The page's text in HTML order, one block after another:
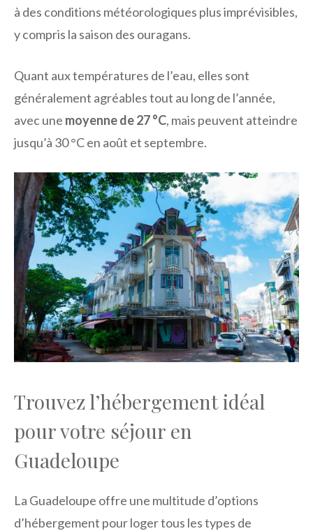
à des conditions météorologiques plus imprévisibles,
y compris la saison des ouragans.
Quant aux températures de l’eau, elles sont
généralement agréables tout au long de l’année,
avec une moyenne de 27 °C, mais peuvent atteindre
jusqu’à 30 °C en août et septembre.
Trouvez l’hébergement idéal
pour votre séjour en
Guadeloupe
La Guadeloupe offre une multitude d’options
d’hébergement pour loger tous les types de